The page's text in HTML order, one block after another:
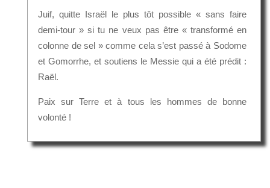
Juif, quitte Israël le plus tôt possible « sans faire
demi-tour » si tu ne veux pas être « transformé en
colonne de sel » comme cela s’est passé à Sodome
et Gomorrhe, et soutiens le Messie qui a été prédit :
Raël.
Paix sur Terre et à tous les hommes de bonne
volonté !